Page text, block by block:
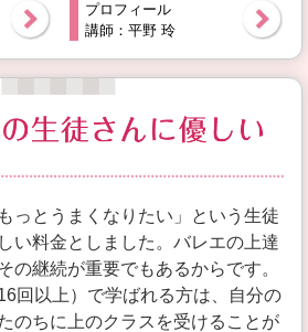
プロフィール
講師：平野 玲
っとうまくなりたい」という生徒
い料金としました。バレエの上達
の継続が重要でもあるからです。
回以上）で学ばれる方は、自分の
のちに上のクラスを受けることが